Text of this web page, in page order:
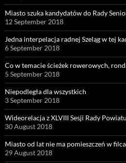
Miasto szuka kandydatów do Rady
12 September 2018
Jedna interpelacja radnej Szeląg w tej
6 September 2018
Co w temacie ścieżek rowerowych,
5 September 2018
Niepodległa dla wszystkich
3 September 2018
Wideorelacja z XLVIII Sesji Rady
30 August 2018
Miasto od lat nie ma pomieszczeń w
29 August 2018